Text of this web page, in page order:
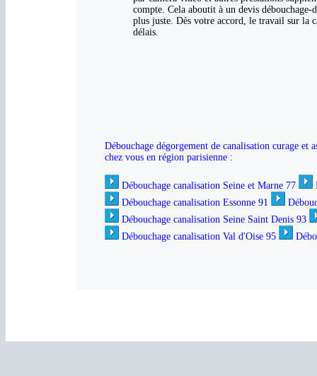
compte. Cela aboutit à un devis
plus juste. Dès votre accord, le travail sur la
délais.
Débouchage dégorgement de canalisation curage et
chez vous en région parisienne :
Débouchage canalisation Seine et Marne 77
Débouchage canalisation Essonne 91
Débouchage canalisation Seine Saint Denis 93
Débouchage canalisation Val d'Oise 95